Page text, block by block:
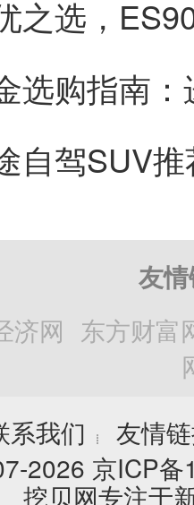
自驾SUV
友
济网 东方财富
系我们 ┊
友情
2026 京ICP
挖贝网专注于